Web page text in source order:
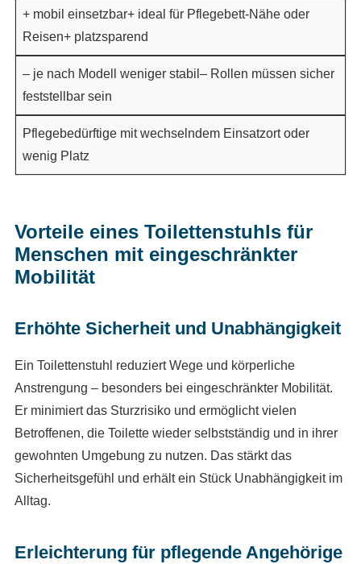
+ mobil einsetzbar+ ideal für Pflegebett-Nähe oder
Reisen+ platzsparend
– je nach Modell weniger stabil– Rollen müssen sicher
feststellbar sein
Pflegebedürftige mit wechselndem Einsatzort oder
wenig Platz
Vorteile eines Toilettenstuhls für
Menschen mit eingeschränkter
Mobilität
Erhöhte Sicherheit und Unabhängigkeit
Ein Toilettenstuhl reduziert Wege und körperliche
Anstrengung – besonders bei eingeschränkter Mobilität.
Er minimiert das Sturzrisiko und ermöglicht vielen
Betroffenen, die Toilette wieder selbstständig und in ihrer
gewohnten Umgebung zu nutzen. Das stärkt das
Sicherheitsgefühl und erhält ein Stück Unabhängigkeit im
Alltag.
Erleichterung für pflegende Angehörige